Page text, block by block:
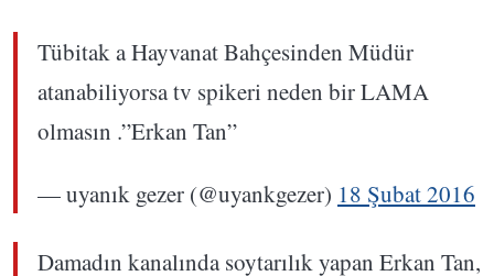
Tübitak a Hayvanat Bahçesinden Müdür
atanabiliyorsa tv spikeri neden bir LAMA
olmasın .”Erkan Tan”
— uyanık gezer (@uyankgezer) 18 Şubat 2016
Damadın kanalında soytarılık yapan Erkan Tan,